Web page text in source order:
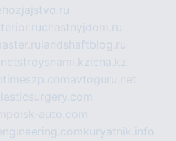
chastnyjdom.ru
landshaftblog.ru
stroysnami.kz lcna.kz
timeszp.comavtoguru.net
poisk-auto.com
kuryatnik.info